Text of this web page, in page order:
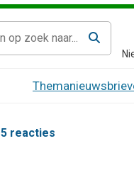
5 reacties